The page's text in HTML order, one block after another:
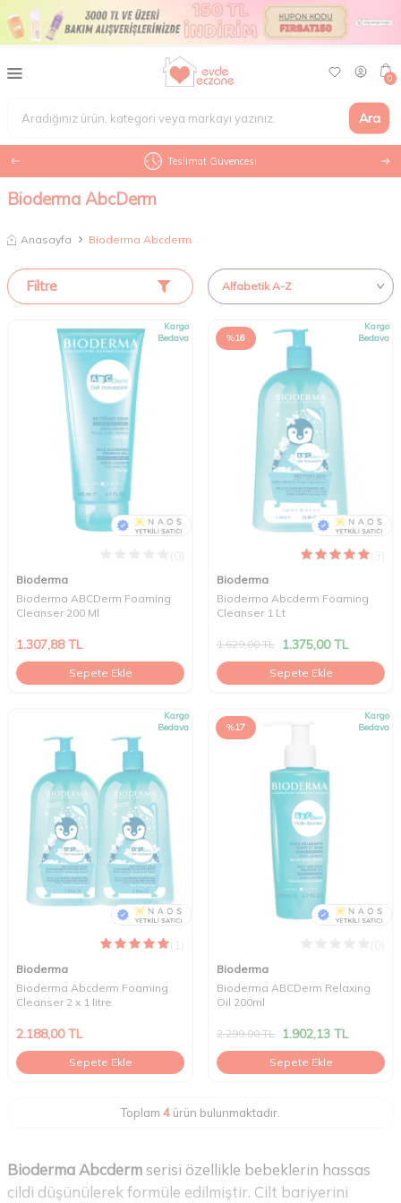
Ara
0
Teslimat Güvencesi
Bioderma AbcDerm
Anasayfa Bioderma Abcderm
Filtre
Kargo
Bedava
Bioderma
Bioderma ABCDerm Foaming
Cleanser 200 Ml
1.307,88TL
Sepete Ekle
%16
Kargo
Bedava
Bioderma
Bioderma Abcderm Foaming
Cleanser 1 Lt
1.629,00TL 1.375,00TL
Sepete Ekle
Kargo
Bedava
Bioderma
Bioderma Abcderm Foaming
Cleanser 2 x 1 litre
2.188,00TL
Sepete Ekle
%17
Kargo
Bedava
Bioderma
Bioderma ABCDerm Relaxing
Oil 200ml
2.299,00TL 1.902,13 TL
Sepete Ekle
Toplam 4 ürün bulunmaktadır.
Bioderma Abcdermserisi özellikle bebeklerin hassas
cildi düşünülerek formüle edilmiştir. Cilt bariyerini